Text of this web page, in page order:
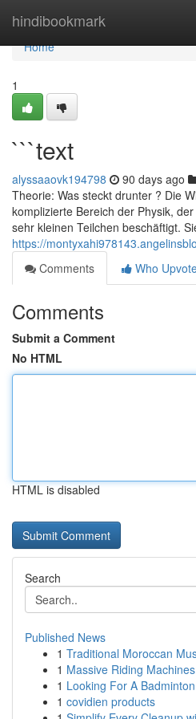
hindibookmark
Home
Home
1
```text
alyssaaovk194798 90 days ago
Theorie: Was steckt drunter ? Die
komplizierte Bereich der Physik,
sehr kleinen Teilchen beschäftigt.
https://
Comments
Who
Comments
Submit a Comment
No HTML
HTML is disabled
Search
Published News
1 Traditional Moroccan
1 Massive Riding
1 Looking For A
1 covidien products